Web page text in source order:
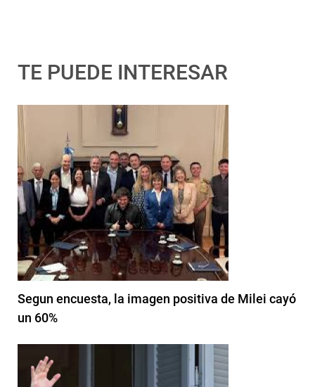
TE PUEDE INTERESAR
Segun encuesta, la imagen positiva de Milei cayó
un 60%